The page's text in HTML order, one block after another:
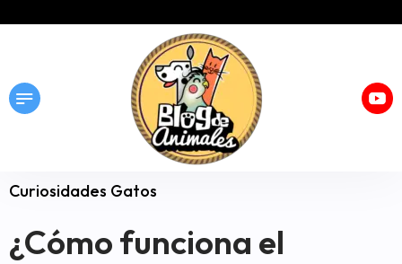
Curiosidades Gatos
¿Cómo funciona el